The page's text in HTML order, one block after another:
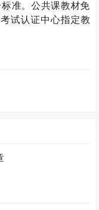
准。公共课教材免
试认证中心指定教